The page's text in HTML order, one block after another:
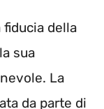
della
sua
La
da parte di